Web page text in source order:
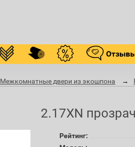
Межкомнатные двери из экошпона
2.17XN
Рейтинг: